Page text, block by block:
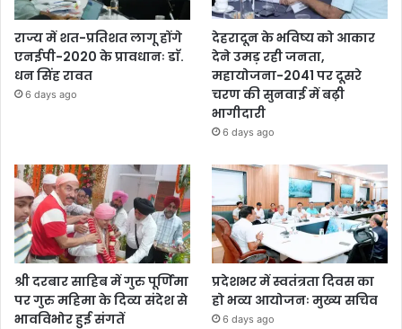
राज्य में शत-प्रतिशत लागू होंगे
एनईपी-2020 के प्रावधानः डाॅ.
धन सिंह रावत
6 days ago
देहरादून के भविष्य को आकार
देने उमड़ रही जनता,
महायोजना-2041 पर दूसरे
चरण की सुनवाई में बढ़ी
भागीदारी
6 days ago
श्री दरबार साहिब में गुरु पूर्णिमा
पर गुरु महिमा के दिव्य संदेश से
भावविभोर हुई संगतें
प्रदेशभर में स्वतंत्रता दिवस का
हो भव्य आयोजनः मुख्य सचिव
6 days ago